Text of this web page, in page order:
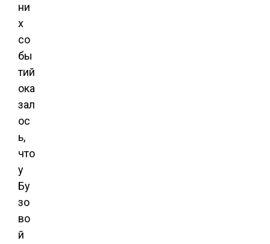
ни
х
со
бы
тий
ока
зал
ос
ь,
что
у
Бу
зо
во
й